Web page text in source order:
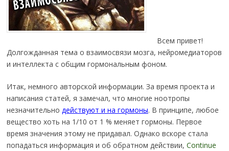
Всем привет!
Долгожданная тема о взаимосвязи мозга, нейромедиаторов
и интеллекта с общим гормональным фоном.
Итак, немного авторской информации. За время проекта и
написания статей, я замечал, что многие ноотропы
незначительно действуют и на гормоны. В принципе, любое
вещество хоть на 1/10 от 1 % меняет гормоны. Первое
время значения этому не придавал. Однако вскоре стала
попадаться информация и об обратном действии, Continue